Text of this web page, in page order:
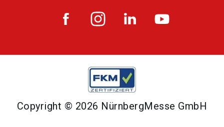
Copyright © 2026 NürnbergMesse GmbH